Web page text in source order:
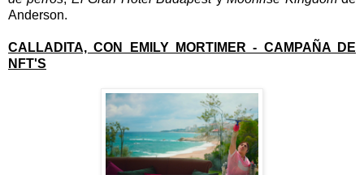
Anderson.
CALLADITA, CON EMILY MORTIMER - CAMPAÑA DE
NFT'S